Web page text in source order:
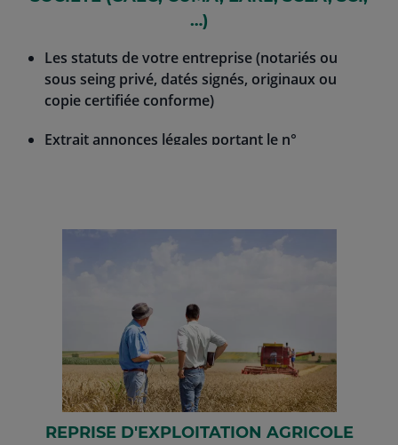
…)
Les statuts de votre entreprise (notariés ou
sous seing privé, datés signés, originaux ou
copie certifiée conforme)
Extrait annonces légales portant le n°
Extrait du PV certifié conforme nommant les
s’ils ne sont pas nommés dans les statuts
Les 2 derniers bilans de votre entreprise
REPRISE D'EXPLOITATION AGRICOLE